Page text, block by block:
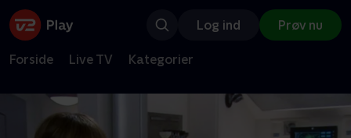
Log ind Prøv nu
Forside Live TV Kategorier